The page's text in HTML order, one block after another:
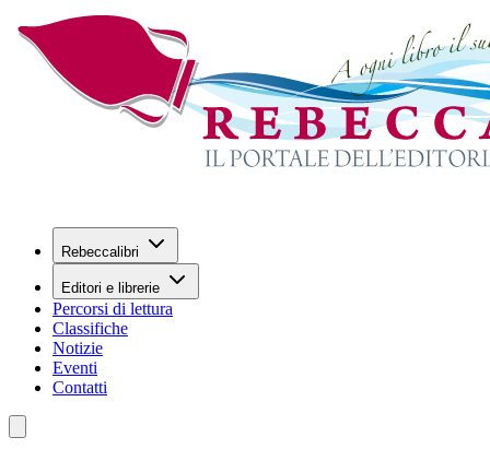
Rebeccalibri
Editori e librerie
Percorsi di lettura
Classifiche
Notizie
Eventi
Contatti